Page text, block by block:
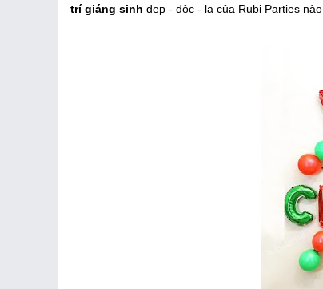
trí giáng sinh đẹp - độc - lạ của Rubi Parties nào.